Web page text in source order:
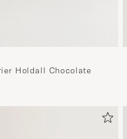
Holdall Chocolate